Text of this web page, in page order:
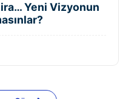
Yeni Vizyonun